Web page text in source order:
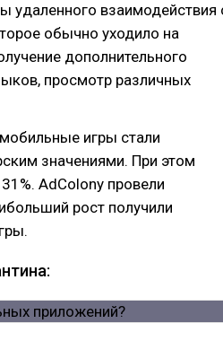
удаленного взаимодействия
обычно уходило на
дополнительного
просмотр различных
игры стали
значениями. При этом
AdColony провели
рост получили